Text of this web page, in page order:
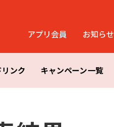
アプリ会員 お知らせ
ンク キャンペーン一覧